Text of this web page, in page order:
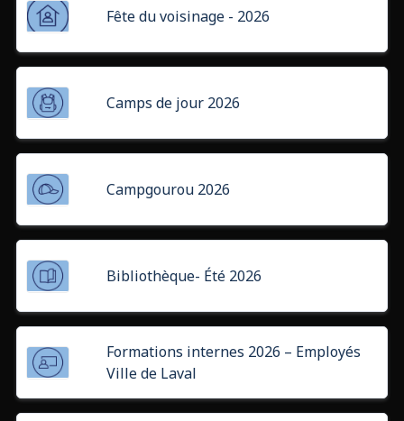
Fête du voisinage - 2026
Camps de jour 2026
Campgourou 2026
Bibliothèque- Été 2026
Formations internes 2026 – Employés
Ville de Laval